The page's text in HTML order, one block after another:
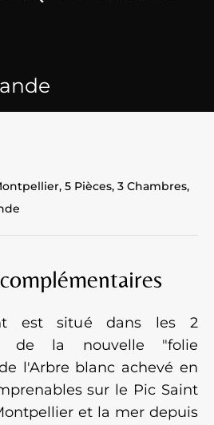
5 Pièces, 3 Chambres,
est situé dans les 2
de la nouvelle "folie
l'Arbre blanc achevé en
sur le Pic Saint
et la mer depuis